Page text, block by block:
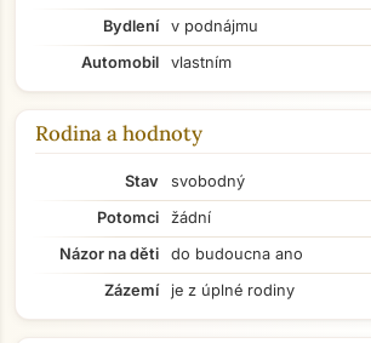
Bydlení
v podnájmu
Automobil
vlastním
Rodina a hodnoty
Stav
svobodný
Potomci
žádní
Názor na děti
do budoucna ano
Zázemí
je z úplné rodiny